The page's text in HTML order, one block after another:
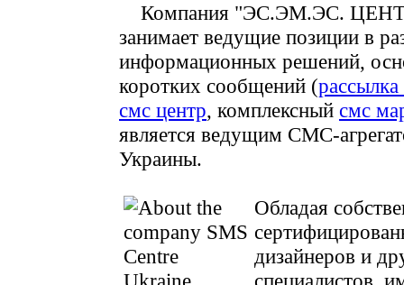
Компания "ЭС.ЭМ.ЭС.
занимает ведущие позиции в
информационных решений,
коротких сообщений (
смс центр, комплексный смс
является ведущим СМС-
Украины.
Обладая
дизайнеров и